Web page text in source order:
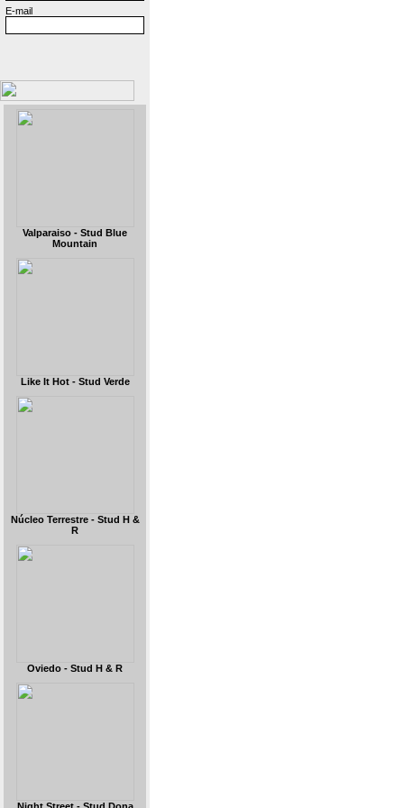
E-mail
Valparaiso - Stud Blue
Mountain
Like It Hot - Stud Verde
Núcleo Terrestre - Stud H &
R
Oviedo - Stud H & R